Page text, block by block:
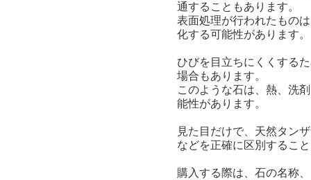
通することもあります。
表面処理が行われたもの
化する可能性があります。
ひびを目立ちにくくする
場合もあります。
このような石は、熱、洗
能性があります。
見た目だけで、天然タン
などを正確に区別するこ
購入する際は、石の名称